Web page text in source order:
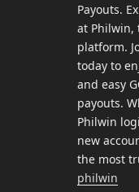
Payouts.
at Philwin,
platform.
today to
and easy
payouts.
Philwin
new
the most
philwin